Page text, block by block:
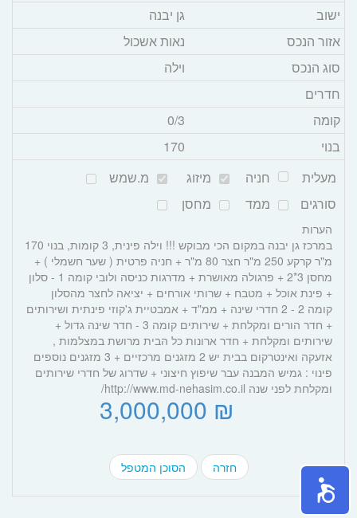
ישוב
גן יבנה
אזור הנכס
נאות אשכול
סוג הנכס
וילה
חדרים
קומה
0/3
בנוי
170
מעלית
חניה מיזוג
מ.שמש
סורגים
ממד מחסן
הערות
במרכז גן יבנה במקום הכי מבוקש !!! וילה פינית, 3 קומות, בנוי 170
מ"ר קרקע 250 מ"ר חצר 80 מ"ר + חניה פרטית ( שער חשמלי ) +
מחסן 3*2 + פרגולה מאושרת + מדרגות כניסה ולובי קומה 1 - סלון
+ פינת אוכל + מטבח + שרותי אורחים + יציאה לחצר מהסלון
קומה 2 - 2 חדרי שינה + ממ"ד + אמבטיית ג'קוזי פינתית ושירותים
+ חדר הורים ומקלחת + שירותים קומה 3 - חדר שינה גדול +
שירותים ומקלחת + חדר ארונות כל הבית מרושת במצלמות ,
אזעקה ואינטרקום בבית יש 2 מזגנים מרכזיים + 3 מזגנים נוספים
פינוי : גמיש המבנה עבר שיפוץ חיצוני + שדרוג של חדרי שירותים
ומקלחת לפני שנה http://www.md-nehasim.co.il/
₪ 3,000,000
הסוכן המטפל חזרה